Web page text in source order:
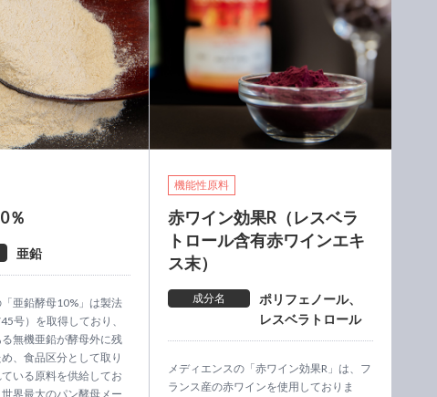
％
亜鉛
亜鉛酵母10%」は製法
号）を取得しており、
無機亜鉛が酵母外に残
、食品区分として取り
いる原料を供給してお
界最大のパン酵母メー
機能性原料
赤ワイン効果R（レスベラ
トロール含有赤ワインエキ
ス末）
成分名
ポリフェノール、
レスベラトロール
メディエンスの「赤ワイン効果R」は、フ
ランス産の赤ワインを使用しておりま